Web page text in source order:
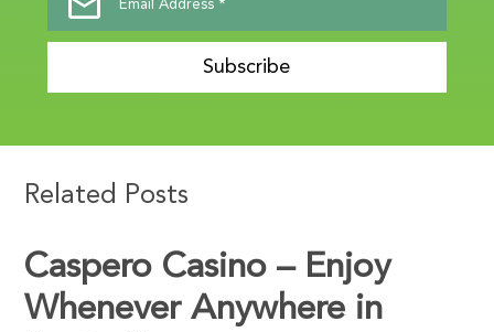
Subscribe
Related Posts
Caspero Casino – Enjoy
Whenever Anywhere in